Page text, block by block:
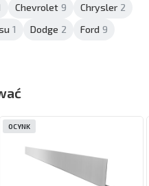
Chevrolet 9 Chrysler 2
1 Dodge 2 Ford 9
OCYNK